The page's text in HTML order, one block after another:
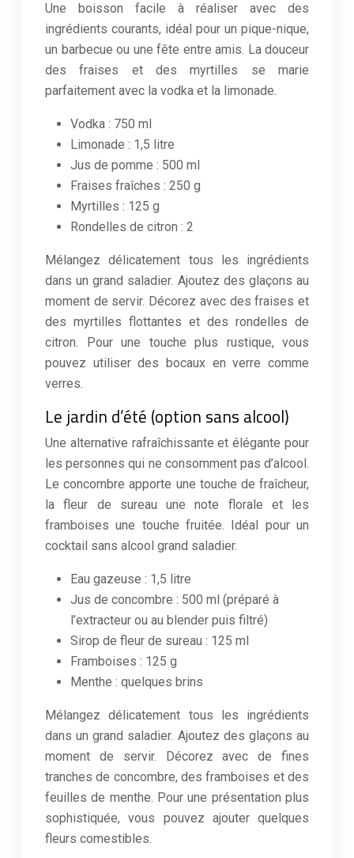
Une boisson facile à réaliser avec des
ingrédients courants, idéal pour un pique-nique,
un barbecue ou une fête entre amis. La douceur
des fraises et des myrtilles se marie
parfaitement avec la vodka et la limonade.
Vodka : 750 ml
Limonade : 1,5 litre
Jus de pomme : 500 ml
Fraises fraîches : 250 g
Myrtilles : 125 g
Rondelles de citron : 2
Mélangez délicatement tous les ingrédients
dans un grand saladier. Ajoutez des glaçons au
moment de servir. Décorez avec des fraises et
des myrtilles flottantes et des rondelles de
citron. Pour une touche plus rustique, vous
pouvez utiliser des bocaux en verre comme
verres.
Le jardin d’été (option sans alcool)
Une alternative rafraîchissante et élégante pour
les personnes qui ne consomment pas d’alcool.
Le concombre apporte une touche de fraîcheur,
la fleur de sureau une note florale et les
framboises une touche fruitée. Idéal pour un
cocktail sans alcool grand saladier.
Eau gazeuse : 1,5 litre
Jus de concombre : 500 ml (préparé à
l’extracteur ou au blender puis filtré)
Sirop de fleur de sureau : 125 ml
Framboises : 125 g
Menthe : quelques brins
Mélangez délicatement tous les ingrédients
dans un grand saladier. Ajoutez des glaçons au
moment de servir. Décorez avec de fines
tranches de concombre, des framboises et des
feuilles de menthe. Pour une présentation plus
sophistiquée, vous pouvez ajouter quelques
fleurs comestibles.